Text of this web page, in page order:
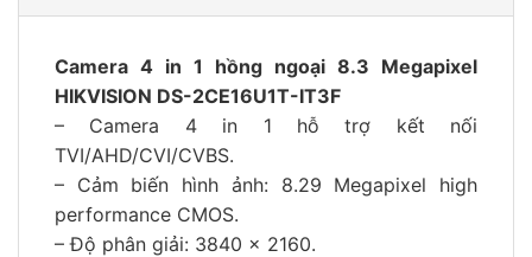
Camera 4 in 1 hồng ngoại 8.3 Megapixel
HIKVISION DS-2CE16U1T-IT3F
– Camera 4 in 1 hỗ trợ kết nối
TVI/AHD/CVI/CVBS.
– Cảm biến hình ảnh: 8.29 Megapixel high
performance CMOS.
– Độ phân giải: 3840 x 2160.